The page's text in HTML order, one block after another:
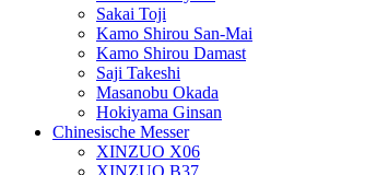
Sakai Toji
Kamo Shirou San-Mai
Kamo Shirou Damast
Saji Takeshi
Masanobu Okada
Hokiyama Ginsan
Chinesische Messer
XINZUO X06
XINZUO B37